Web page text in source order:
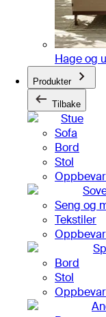
Hage og
Produkter
Tilbake
Stue
Sofa
Bord
Stol
Seng og
Tekstiler
Bord
Stol